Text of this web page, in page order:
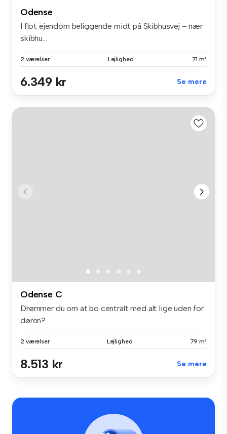
Odense
I flot ejendom beliggende midt på Skibhusvej – nær
skibhu...
2 værelser Lejlighed 71 m²
6.349 kr Se mere
Odense C
Drømmer du om at bo centralt med alt lige uden for
døren?...
2 værelser Lejlighed 79 m²
8.513 kr Se mere